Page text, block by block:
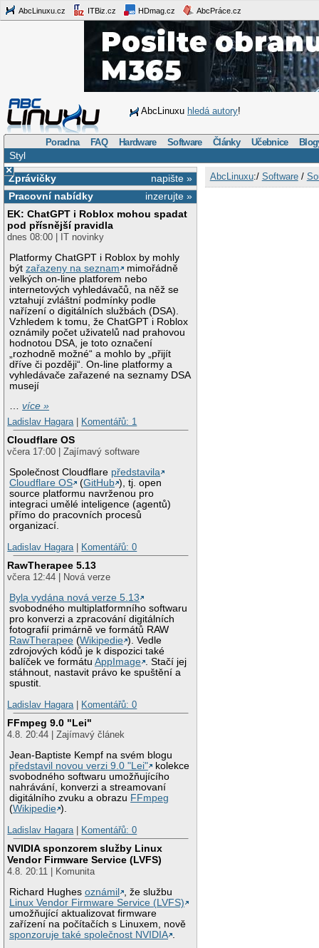
AbcLinuxu.cz ITBiz.cz HDmag.cz AbcPráce.cz
AbcLinuxu hledá autory!
Poradna FAQ Hardware Software Články Učebnice
Styl
×
napište »
Zprávičky
inzerujte »
Pracovní nabídky
EK: ChatGPT i Roblox mohou spadat
pod přísnější pravidla
dnes 08:00 | IT novinky
Platformy ChatGPT i Roblox by mohly
býtzařazeny na seznam
mimořádně
velkých on-line platforem nebo
internetových vyhledávačů, na něž se
vztahují zvláštní podmínky podle
nařízení o digitálních službách (DSA).
Vzhledem k tomu, že ChatGPT i Roblox
oznámily počet uživatelů nad prahovou
hodnotou DSA, je toto označení
„rozhodně možné“ a mohlo by „přijít
dříve či později“. On-line platformy a
vyhledávače zařazené na seznamy DSA
musejí
…více »
Ladislav Hagara
Komentářů: 1
Cloudflare OS
včera 17:00 | Zajímavý software
Společnost Cloudflare představila
Cloudflare OS
(GitHub ), tj. open
source platformu navrženou pro
integraci umělé inteligence (agentů)
přímo do pracovních procesů
organizací.
Ladislav Hagara
Komentářů: 0
RawTherapee 5.13
včera 12:44 | Nová verze
Byla vydána nová verze 5.13
svobodného multiplatformního softwaru
pro konverzi a zpracování digitálních
fotografií primárně ve formátů RAW
RawTherapee (Wikipedie ). Vedle
zdrojových kódů je k dispozici také
balíček ve formátuAppImage . Stačí jej
stáhnout, nastavit právo ke spuštění a
spustit.
Ladislav Hagara
Komentářů: 0
FFmpeg 9.0 "Lei"
4.8. 20:44 | Zajímavý článek
Jean-Baptiste Kempf na svém blogu
představil novou verzi 9.0 "Lei"
kolekce
svobodného softwaru umožňujícího
nahrávání, konverzi a streamovaní
digitálního zvuku a obrazu FFmpeg
(Wikipedie ).
Ladislav Hagara
Komentářů: 0
NVIDIA sponzorem služby Linux
Vendor Firmware Service (LVFS)
4.8. 20:11 | Komunita
Richard Hughesoznámil
, že službu
Linux Vendor Firmware Service (LVFS)
umožňující aktualizovat firmware
zařízení na počítačích s Linuxem, nově
sponzoruje také společnost NVIDIA .
AbcLinuxu:/ Software/